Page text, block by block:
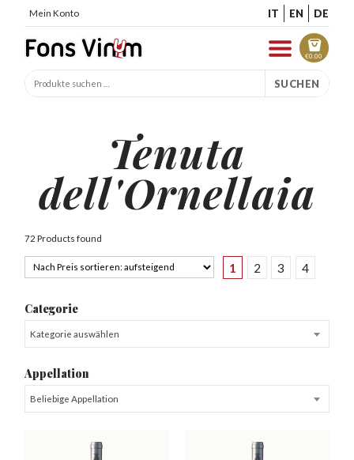
Mein Konto IT EN DE
€0.00
SUCHEN
Tenuta
dell'Ornellaia
72 Products found
1 2 3 4
Categorie
Kategorie auswählen
Appellation
Beliebige Appellation